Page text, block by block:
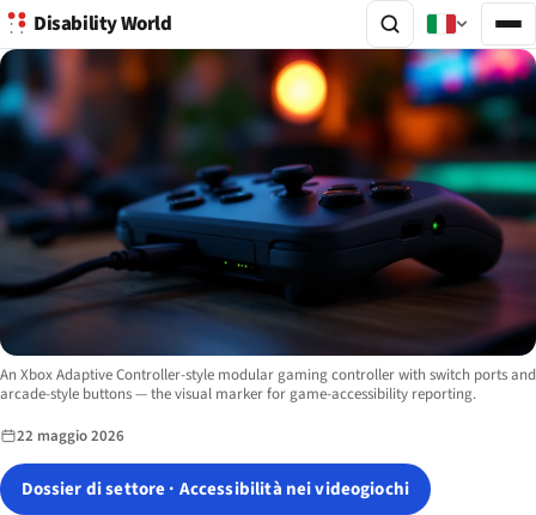
Disability World
Image description:
An Xbox Adaptive Controller-style modular gaming controller with switch ports and
arcade-style buttons — the visual marker for game-accessibility reporting.
22 maggio 2026
Dossier di settore · Accessibilità nei videogiochi